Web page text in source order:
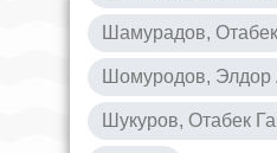
Шамурадов, Отабек
Шомуродов, Элдор
Шукуров, Отабек